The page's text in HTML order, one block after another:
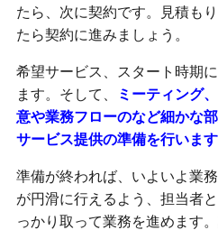
たら、次に契約です。見積も
たら契約に進みましょう。
希望サービス、スタート時期
ます。そして、
ミーティング
意や業務フローのなど細かな
サービス提供の準備を行います
準備が終われば、いよいよ業
が円滑に行えるよう、担当者
っかり取って業務を進めます